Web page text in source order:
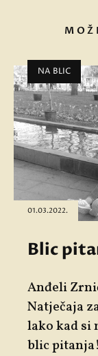
NA BLIC
01.03.2022.
Blic
Anđeli
Natječaja
lako kad si
blic pitanja!